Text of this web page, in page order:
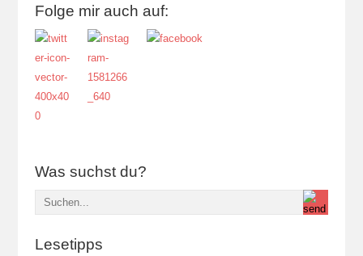
Folge mir auch auf:
Was suchst du?
Lesetipps